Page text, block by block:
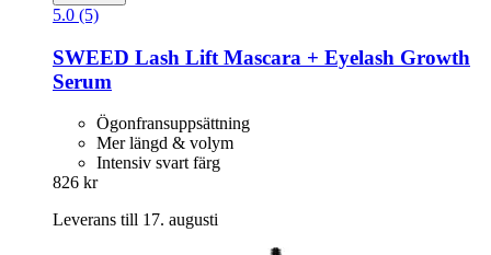
5.0 (5)
SWEED Lash Lift Mascara + Eyelash Growth
Serum
Ögonfransuppsättning
Mer längd & volym
Intensiv svart färg
826 kr
Leverans till 17. augusti